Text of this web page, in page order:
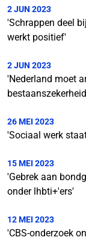
2 JUN 2023
'Schrappen deel
werkt positief'
2 JUN 2023
'Nederland moet
26 MEI 2023
'Sociaal werk
15 MEI 2023
'Gebrek aan
onder lhbti+'ers'
12 MEI 2023
'CBS-onderzoek